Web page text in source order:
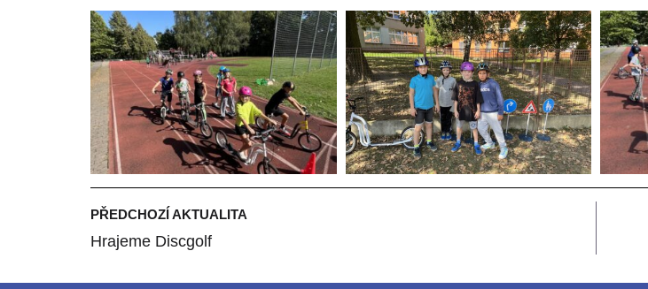
PŘEDCHOZÍ AKTUALITA
Hrajeme Discgolf